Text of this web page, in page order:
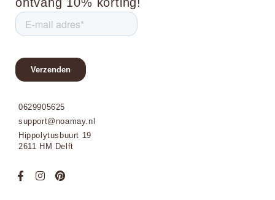
0629905625
support@noamay.nl
Hippolytusbuurt 19
2611 HM Delft